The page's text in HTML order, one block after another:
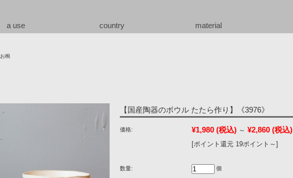
a use country material
椀
【国産陶器のボウル たたら作り】《3976》
価格: ¥1,980 (税込) ～ ¥2,860 (税込)
[ポイント還元 19ポイント～]
数量: 個